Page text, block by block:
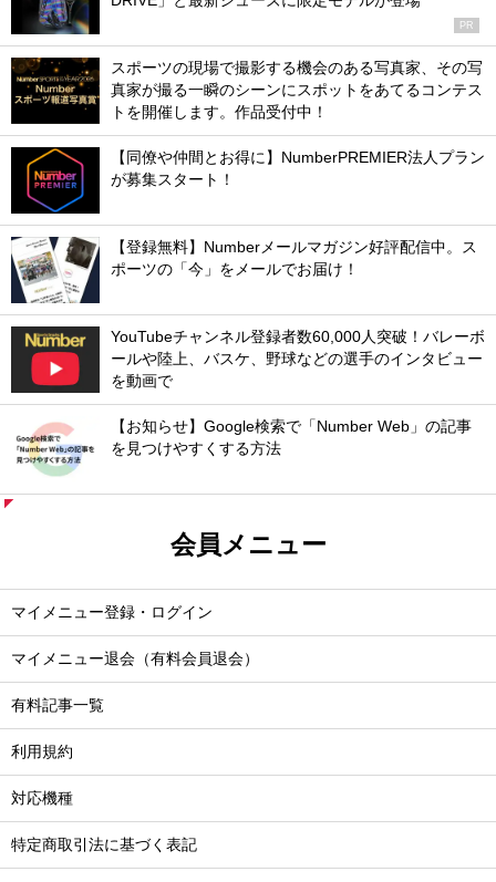
PR
スポーツの現場で撮影する機会のある写真家、その写
真家が撮る一瞬のシーンにスポットをあてるコンテス
トを開催します。作品受付中！
【同僚や仲間とお得に】NumberPREMIER法人プラン
が募集スタート！
【登録無料】Numberメールマガジン好評配信中。ス
ポーツの「今」をメールでお届け！
YouTubeチャンネル登録者数60,000人突破！バレーボ
ールや陸上、バスケ、野球などの選手のインタビュー
を動画で
【お知らせ】Google検索で「Number Web」の記事
を見つけやすくする方法
会員メニュー
マイメニュー登録・ログイン
マイメニュー退会（有料会員退会）
有料記事一覧
利用規約
対応機種
特定商取引法に基づく表記